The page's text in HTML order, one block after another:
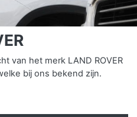
van het merk LAND ROVER
bij ons bekend zijn.